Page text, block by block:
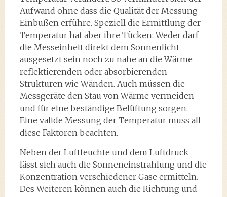
Aufwand ohne dass die Qualität der Messung
Einbußen erführe. Speziell die Ermittlung der
Temperatur hat aber ihre Tücken: Weder darf
die Messeinheit direkt dem Sonnenlicht
ausgesetzt sein noch zu nahe an die Wärme
reflektierenden oder absorbierenden
Strukturen wie Wänden. Auch müssen die
Messgeräte den Stau von Wärme vermeiden
und für eine beständige Belüftung sorgen.
Eine valide Messung der Temperatur muss all
diese Faktoren beachten.
Neben der Luftfeuchte und dem Luftdruck
lässt sich auch die Sonneneinstrahlung und die
Konzentration verschiedener Gase ermitteln.
Des Weiteren können auch die Richtung und